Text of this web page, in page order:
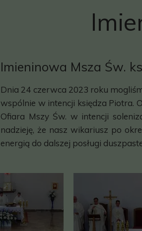
Imieninowa Msza Św.
Dnia 24 czerwca 2023 roku
wspólnie w intencji księdza Piotra.
Ofiara Mszy Św. w intencji
nadzieję, że nasz wikariusz po
energią do dalszej posługi